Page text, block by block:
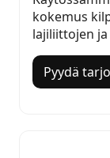
kokemus
lajiliittojen
Pyydä